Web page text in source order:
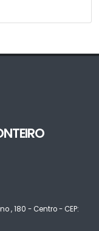
, 180 - Centro - CEP: